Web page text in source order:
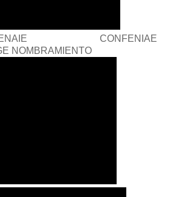
CONFENIAE
NOMBRAMIENTO